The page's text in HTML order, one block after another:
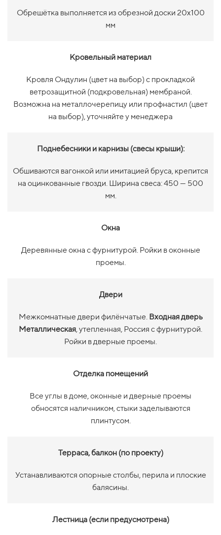
Обрешётка выполняется из обрезной доски 20х100
мм
Кровельный материал
Кровля Ондулин (цвет на выбор) с прокладкой
ветрозащитной (подкровельная) мембраной.
Возможна на металлочерепицу или профнастил (цвет
на выбор), уточняйте у менеджера
Поднебесники и карнизы (свесы крыши):
Обшиваются вагонкой или имитацией бруса, крепится
на оцинкованные гвозди. Ширина свеса: 450 — 500
мм.
Окна
Деревянные окна с фурнитурой. Ройки в оконные
проемы.
Двери
Межкомнатные двери филёнчатые. Входная дверь
Металлическая, утепленная, Россия с фурнитурой.
Ройки в дверные проемы.
Отделка помещений
Все углы в доме, оконные и дверные проемы
обносятся наличником, стыки заделываются
плинтусом.
Терраса, балкон (по проекту)
Устанавливаются опорные столбы, перила и плоские
балясины.
Лестница (если предусмотрена)